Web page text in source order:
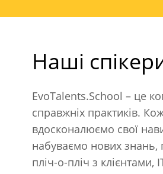
Наші
EvoTalents.School – це
справжніх практиків.
вдосконалюємо свої
набуваємо нових
пліч-о-пліч з клієнтами,